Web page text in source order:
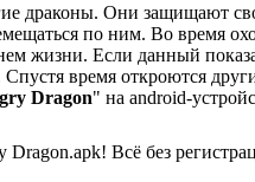
драконы. Они защищают
по ним. Во время
жизни. Если данный
Спустя время откроются
Dragon" на android-
Dragon.apk! Всё без